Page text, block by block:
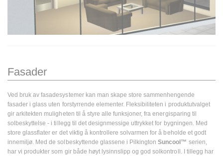
Fasader
Ved bruk av fasadesystemer kan man skape store sammenhengende
fasader i glass uten forstyrrende elementer. Fleksibiliteten i produktutvalget
gir arkitekten muligheten til å styre alle funksjoner, fra energisparing til
solbeskyttelse - i tillegg til det designmessige uttrykket for bygningen. Med
store glassflater er det viktig å kontrollere solvarmen for å beholde et godt
innemiljø. Med de solbeskyttende glassene i PilkingtonSuncool™ serien,
har vi produkter som gir både høyt lysinnslipp og god solkontroll. I tillegg har